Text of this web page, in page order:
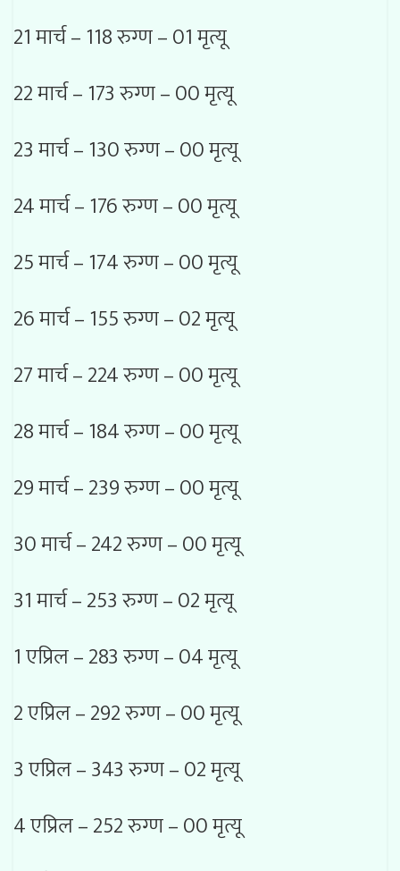
21 मार्च – 118 रुग्ण – 01 मृत्यू
22 मार्च – 173 रुग्ण – 00 मृत्यू
23 मार्च – 130 रुग्ण – 00 मृत्यू
24 मार्च – 176 रुग्ण – 00 मृत्यू
25 मार्च – 174 रुग्ण – 00 मृत्यू
26 मार्च – 155 रुग्ण – 02 मृत्यू
27 मार्च – 224 रुग्ण – 00 मृत्यू
28 मार्च – 184 रुग्ण – 00 मृत्यू
29 मार्च – 239 रुग्ण – 00 मृत्यू
30 मार्च – 242 रुग्ण – 00 मृत्यू
31 मार्च – 253 रुग्ण – 02 मृत्यू
1 एप्रिल – 283 रुग्ण – 04 मृत्यू
2 एप्रिल – 292 रुग्ण – 00 मृत्यू
3 एप्रिल – 343 रुग्ण – 02 मृत्यू
4 एप्रिल – 252 रुग्ण – 00 मृत्यू